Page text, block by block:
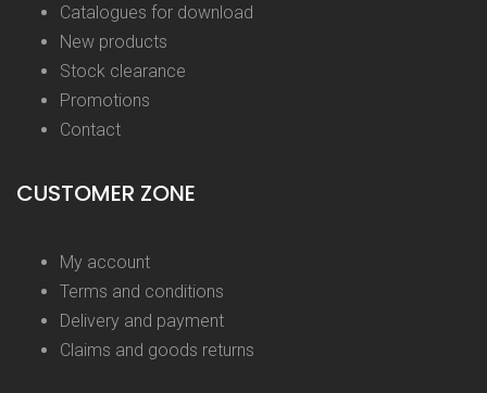
Catalogues for download
New products
Stock clearance
Promotions
Contact
CUSTOMER ZONE
My account
Terms and conditions
Delivery and payment
Claims and goods returns